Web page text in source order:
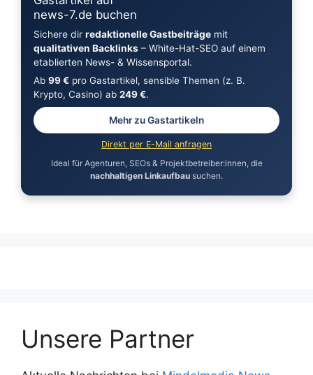
news-7.de buchen
Sichere dir redaktionelle Gastbeiträgemit
qualitativen Backlinks– White-Hat-SEO auf einem
etablierten News- & Wissensportal.
Ab 99 €pro Gastartikel, sensible Themen (z. B.
Krypto, Casino) ab 249 €.
Mehr zu Gastartikeln
Direkt per E-Mail anfragen
Ideal für Agenturen, SEOs & Projektbetreiber:innen, die
nachhaltigen Linkaufbau suchen.
Unsere Partner